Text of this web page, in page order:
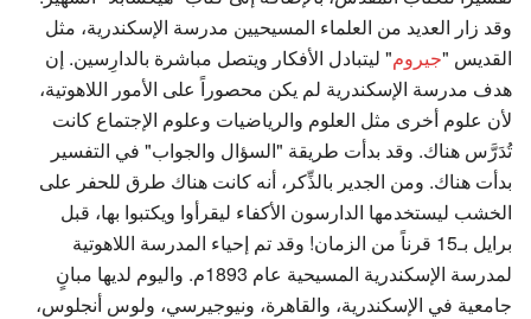
وقد زار العديد من العلماء المسيحيين مدرسة الإسكندرية، مثل
القديس "جيروم" ليتبادل الأفكار ويتصل مباشرة بالدارِسين. إن
هدف مدرسة الإسكندرية لم يكن محصوراً على الأمور اللاهوتية،
لأن علوم أخرى مثل العلوم والرياضيات وعلوم الإجتماع كانت
تُدَرَّس هناك. وقد بدأت طريقة "السؤال والجواب" في التفسير
بدأت هناك. ومن الجدير بالذِّكر، أنه كانت هناك طرق للحفر على
الخشب ليستخدمها الدارسون الأكفاء ليقرأوا ويكتبوا بها، قبل
برايل بـ15 قرناً من الزمان! وقد تم إحياء المدرسة اللاهوتية
لمدرسة الإسكندرية المسيحية عام 1893م. واليوم لديها مبانٍ
جامعية في الإسكندرية، والقاهرة، ونيوجيرسي، ولوس أنجلوس،